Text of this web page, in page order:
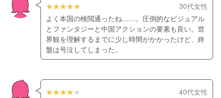
30代女性
よく本国の検閲通ったね……。圧倒的なビジュアル
とファンタジーと中国アクションの要素も良い。世
界観を理解するまでに少し時間がかかったけど、終
盤は号泣してしまった。
40代女性